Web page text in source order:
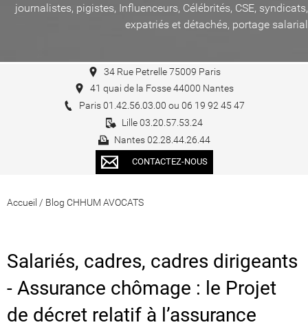
journalistes, pigistes, Influenceurs, Célébrités, CSE, syndicats,
expatriés et détachés, portage salarial
34 Rue Petrelle 75009 Paris
41 quai de la Fosse 44000 Nantes
Paris 01.42.56.03.00 ou 06 19 92 45 47
Lille 03.20.57.53.24
Nantes 02.28.44.26.44
CONTACTEZ-NOUS
Accueil / Blog CHHUM AVOCATS
Salariés, cadres, cadres dirigeants
- Assurance chômage : le Projet
de décret relatif à l’assurance